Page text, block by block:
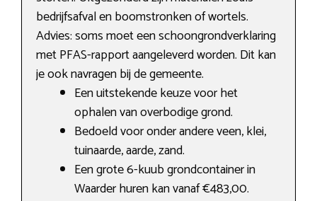
bedrijfsafval en boomstronken of wortels.
Advies: soms moet een schoongrondverklaring
met PFAS-rapport aangeleverd worden. Dit kan
je ook navragen bij de gemeente.
Een uitstekende keuze voor het
ophalen van overbodige grond.
Bedoeld voor onder andere veen, klei,
tuinaarde, aarde, zand.
Een grote 6-kuub grondcontainer in
Waarder huren kan vanaf €483,00.